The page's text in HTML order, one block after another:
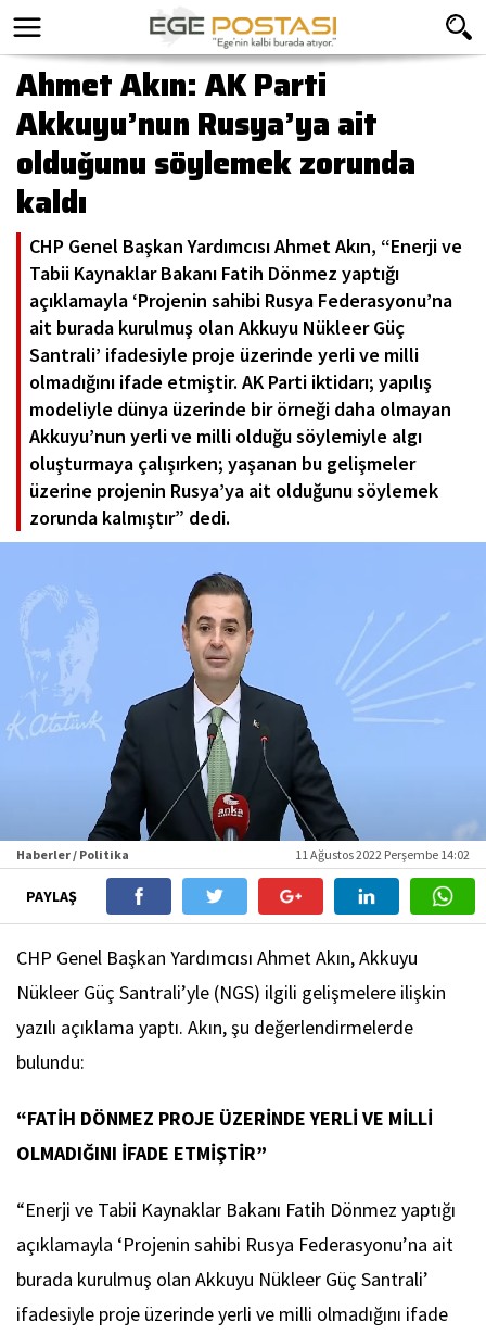
Ahmet Akın: AK Parti
Akkuyu’nun Rusya’ya ait
olduğunu söylemek zorunda
kaldı
CHP Genel Başkan Yardımcısı Ahmet Akın, “Enerji ve
Tabii Kaynaklar Bakanı Fatih Dönmez yaptığı
açıklamayla ‘Projenin sahibi Rusya Federasyonu’na
ait burada kurulmuş olan Akkuyu Nükleer Güç
Santrali’ ifadesiyle proje üzerinde yerli ve milli
olmadığını ifade etmiştir. AK Parti iktidarı; yapılış
modeliyle dünya üzerinde bir örneği daha olmayan
Akkuyu’nun yerli ve milli olduğu söylemiyle algı
oluşturmaya çalışırken; yaşanan bu gelişmeler
üzerine projenin Rusya’ya ait olduğunu söylemek
zorunda kalmıştır” dedi.
Haberler / Politika 11 Ağustos 2022 Perşembe 14:02
PAYLAŞ
CHP Genel Başkan Yardımcısı Ahmet Akın, Akkuyu
Nükleer Güç Santrali’yle (NGS) ilgili gelişmelere ilişkin
yazılı açıklama yaptı. Akın, şu değerlendirmelerde
bulundu:
“FATİH DÖNMEZ PROJE ÜZERİNDE YERLİ VE MİLLİ
OLMADIĞINI İFADE ETMİŞTİR”
“Enerji ve Tabii Kaynaklar Bakanı Fatih Dönmez yaptığı
açıklamayla ‘Projenin sahibi Rusya Federasyonu’na ait
burada kurulmuş olan Akkuyu Nükleer Güç Santrali’
ifadesiyle proje üzerinde yerli ve milli olmadığını ifade